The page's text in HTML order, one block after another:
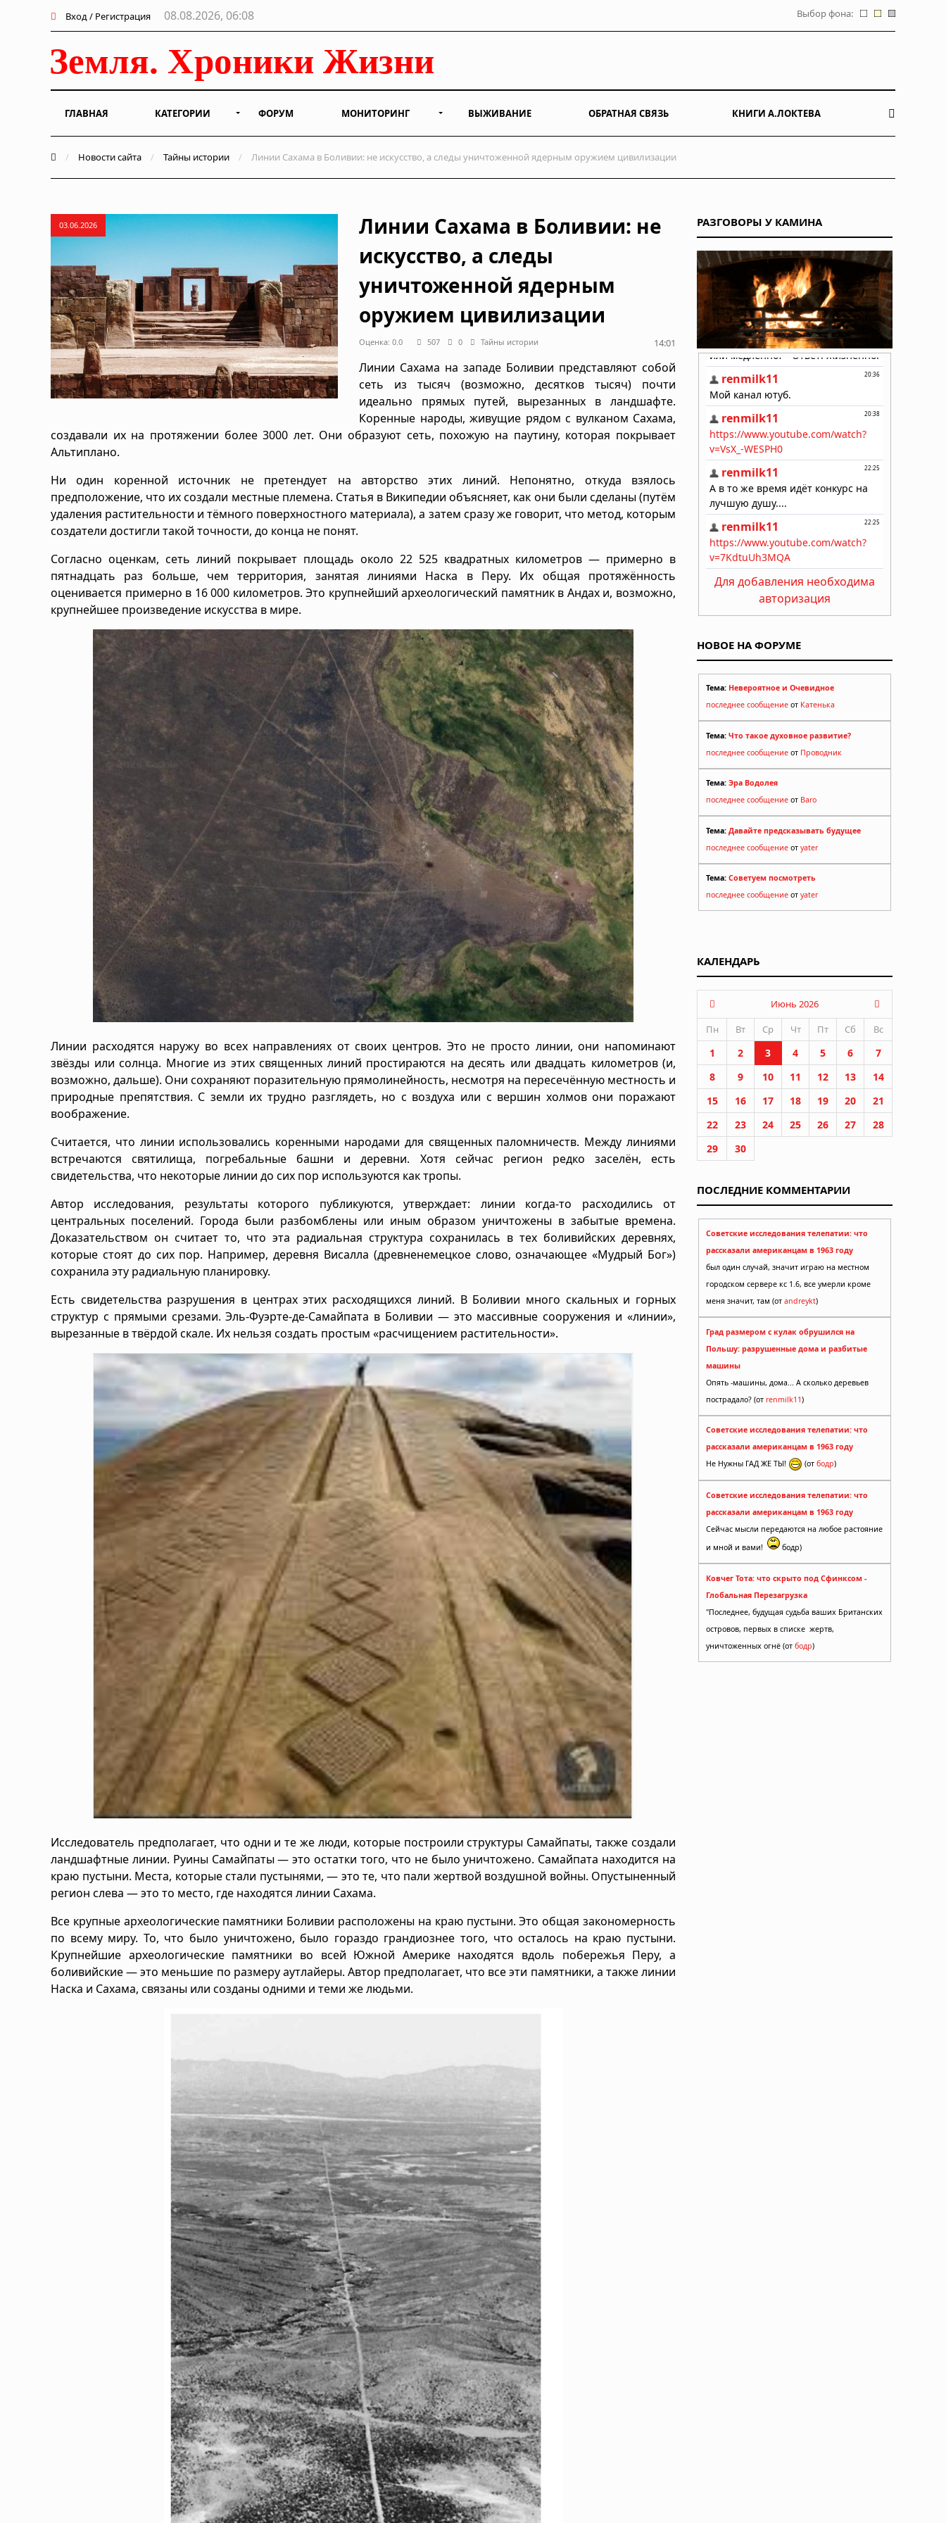
Вход / Регистрация 08.08.2026, 06:08 Выбор фона:
ГЛАВНАЯ КАТЕГОРИИ ФОРУМ МОНИТОРИНГ ВЫЖИВАНИЕ ОБРАТНАЯ СВЯЗЬ КНИГИ А.ЛОКТЕВА
/ Новости сайта / Тайны истории / Линии Сахама в Боливии: не искусство, а следы уничтоженной ядерным оружием цивилизации
03.06.2026
Линии Сахама в Боливии: не
искусство, а следы
уничтоженной ядерным
оружием цивилизации
Оценка: 0.0 507 0 Тайны истории 14:01
Линии Сахама на западе Боливии представляют собой
сеть из тысяч (возможно, десятков тысяч) почти
идеально прямых путей, вырезанных в ландшафте.
Коренные народы, живущие рядом с вулканом Сахама,
создавали их на протяжении более 3000 лет. Они образуют сеть, похожую на паутину, которая покрывает
Альтиплано.
Ни один коренной источник не претендует на авторство этих линий. Непонятно, откуда взялось
предположение, что их создали местные племена. Статья в Википедии объясняет, как они были сделаны (путём
удаления растительности и тёмного поверхностного материала), а затем сразу же говорит, что метод, которым
создатели достигли такой точности, до конца не понят.
Согласно оценкам, сеть линий покрывает площадь около 22 525 квадратных километров — примерно в
пятнадцать раз больше, чем территория, занятая линиями Наска в Перу. Их общая протяжённость
оценивается примерно в 16 000 километров. Это крупнейший археологический памятник в Андах и, возможно,
крупнейшее произведение искусства в мире.
Линии расходятся наружу во всех направлениях от своих центров. Это не просто линии, они напоминают
звёзды или солнца. Многие из этих священных линий простираются на десять или двадцать километров (и,
возможно, дальше). Они сохраняют поразительную прямолинейность, несмотря на пересечённую местность и
природные препятствия. С земли их трудно разглядеть, но с воздуха или с вершин холмов они поражают
воображение.
Считается, что линии использовались коренными народами для священных паломничеств. Между линиями
встречаются святилища, погребальные башни и деревни. Хотя сейчас регион редко заселён, есть
свидетельства, что некоторые линии до сих пор используются как тропы.
Автор исследования, результаты которого публикуются, утверждает: линии когда-то расходились от
центральных поселений. Города были разбомблены или иным образом уничтожены в забытые времена.
Доказательством он считает то, что эта радиальная структура сохранилась в тех боливийских деревнях,
которые стоят до сих пор. Например, деревня Висалла (древненемецкое слово, означающее «Мудрый Бог»)
сохранила эту радиальную планировку.
Есть свидетельства разрушения в центрах этих расходящихся линий. В Боливии много скальных и горных
структур с прямыми срезами. Эль-Фуэрте-де-Самайпата в Боливии — это массивные сооружения и «линии»,
вырезанные в твёрдой скале. Их нельзя создать простым «расчищением растительности».
Исследователь предполагает, что одни и те же люди, которые построили структуры Самайпаты, также создали
ландшафтные линии. Руины Самайпаты — это остатки того, что не было уничтожено. Самайпата находится на
краю пустыни. Места, которые стали пустынями, — это те, что пали жертвой воздушной войны. Опустыненный
регион слева — это то место, где находятся линии Сахама.
Все крупные археологические памятники Боливии расположены на краю пустыни. Это общая закономерность
по всему миру. То, что было уничтожено, было гораздо грандиознее того, что осталось на краю пустыни.
Крупнейшие археологические памятники во всей Южной Америке находятся вдоль побережья Перу, а
боливийские — это меньшие по размеру аутлайеры. Автор предполагает, что все эти памятники, а также линии
Наска и Сахама, связаны или созданы одними и теми же людьми.
РАЗГОВОРЫ У КАМИНА
Для добавления необходима
авторизация
НОВОЕ НА ФОРУМЕ
Тема: Невероятное и Очевидное
последнее сообщение от Катенька
Тема: Что такое духовное развитие?
последнее сообщение от Проводник
Тема: Эра Водолея
последнее сообщение от Baro
Тема: Давайте предсказывать будущее
последнее сообщение от yater
Тема: Советуем посмотреть
последнее сообщение от yater
КАЛЕНДАРЬ
Июнь 2026
Пн
Вт Ср Чт Пт Сб Вс
1 2 3 4 5 6
7
8
9 10 11 12 13
14
15
16 17 18 19 20
21
22
23 24 25 26 27
28
29
30
ПОСЛЕДНИЕ КОММЕНТАРИИ
Советские исследования телепатии: что
рассказали американцам в 1963 году
был один случай, значит играю на местном
городском сервере кс 1.6, все умерли кроме
меня значит, там (от andreykt)
Град размером с кулак обрушился на
Польшу: разрушенные дома и разбитые
машины
Опять -машины, дома... А сколько деревьев
пострадало? (от renmilk11)
Советские исследования телепатии: что
рассказали американцам в 1963 году
Не Нужны ГАД ЖЕ ТЫ!
(от бодр)
Советские исследования телепатии: что
рассказали американцам в 1963 году
Сейчас мысли передаются на любое растояние
и мной и вами!
бодр)
Ковчег Тота: что скрыто под Сфинксом -
Глобальная Перезагрузка
"Последнее, будущая судьба ваших Британских
островов, первых в списке жертв,
уничтоженных огнё (от бодр)